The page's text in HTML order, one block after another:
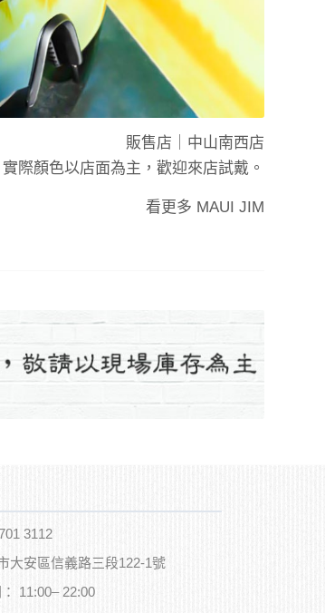
販售店｜ 中山南西店
實際顏色以店面為主，歡迎來店試戴。
看更多 MAUI JIM
3112
大安區信義路三段122-1號
11:00– 22:00